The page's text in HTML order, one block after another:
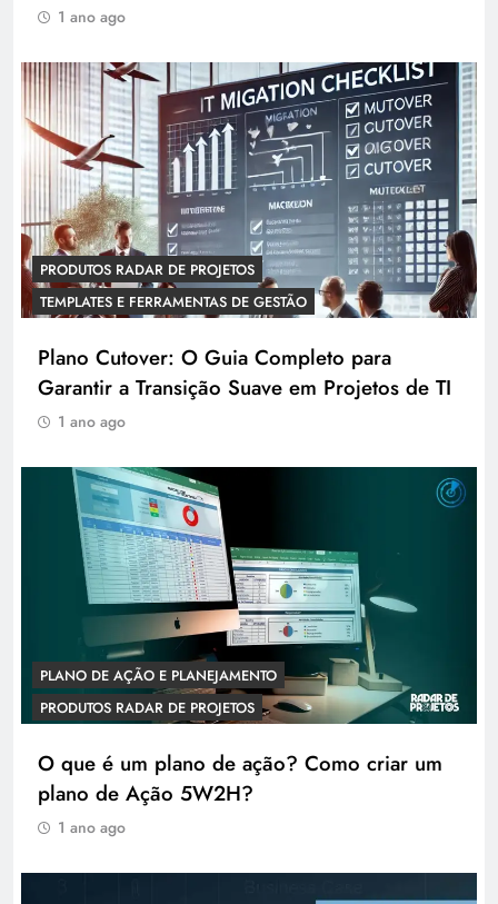
1 ano ago
PRODUTOS RADAR DE PROJETOS
TEMPLATES E FERRAMENTAS DE GESTÃO
Plano Cutover: O Guia Completo para
Garantir a Transição Suave em Projetos de TI
1 ano ago
PLANO DE AÇÃO E PLANEJAMENTO
PRODUTOS RADAR DE PROJETOS
O que é um plano de ação? Como criar um
plano de Ação 5W2H?
1 ano ago